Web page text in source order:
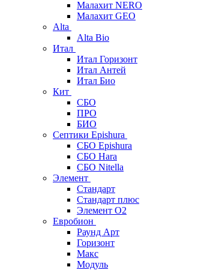
Малахит NERO
Малахит GEO
Alta
Alta Bio
Итал
Итал Горизонт
Итал Антей
Итал Био
Кит
СБО
ПРО
БИО
Септики Epishura
СБО Epishura
СБО Hara
СБО Nitella
Элемент
Стандарт
Стандарт плюс
Элемент О2
Евробион
Раунд Арт
Горизонт
Макс
Модуль